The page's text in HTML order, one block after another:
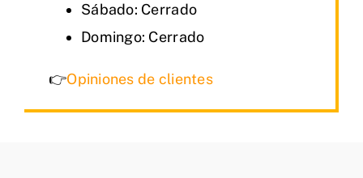
Sábado: Cerrado
Domingo: Cerrado
👉Opiniones de clientes